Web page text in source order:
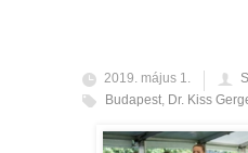
2019. május 1.
Budapest, Dr. Kiss